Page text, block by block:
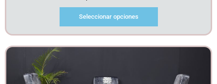
Seleccionar opciones